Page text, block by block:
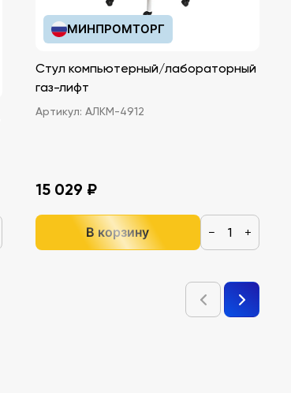
МИНПРОМТОРГ
Стул компьютерный/лабораторный
газ-лифт
Артикул: АЛКМ-4912
15 029 ₽
В корзину − +